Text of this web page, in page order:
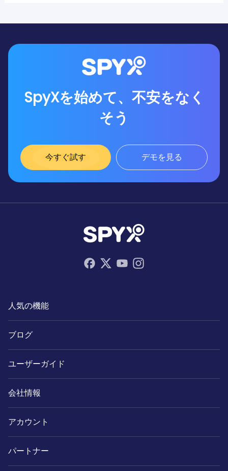
SpyXを始めて、不安をなく
そう
今すぐ試す デモを見る
人気の機能
ブログ
ユーザーガイド
会社情報
アカウント
パートナー